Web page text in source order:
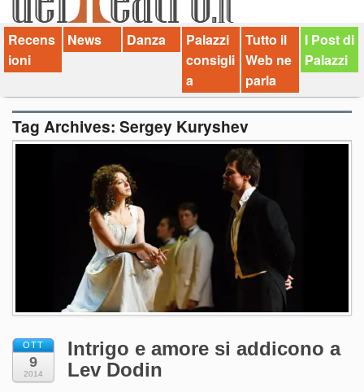
Video
Chi siamo
Contatti
Recens
ioni
News Danza
Palazzi
consigli
a
Tutto il
Web ne
parla
I Post di
Palazzi
Tag Archives: Sergey Kuryshev
OTT
9
2014
Intrigo e amore si addicono a
Lev Dodin